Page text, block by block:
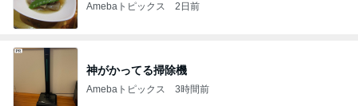
Amebaトピックス 2日前
神がかってる掃除機
Amebaトピックス 3時間前